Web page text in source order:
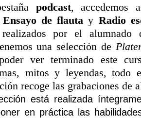
podcast, accedemos
Ensayo de flauta y Radio
realizados por el
una selección de
ver terminado este
mitos y leyendas,
recoge las grabaciones de
está realizada
en práctica las